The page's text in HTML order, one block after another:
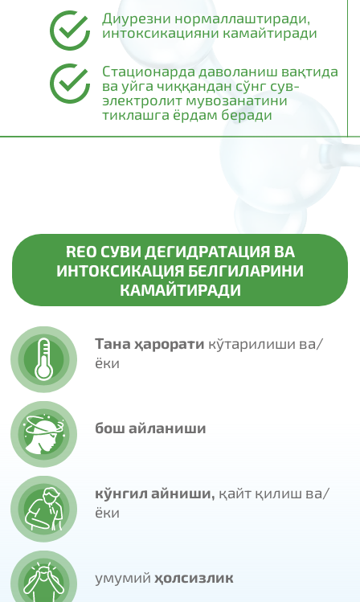
Диурезни нормаллаштиради,
интоксикацияни камайтиради
Стационарда даволаниш вақтида
ва уйга чиққандан сўнг сув-
электролит мувозанатини
тиклашга ёрдам беради
REO СУВИ ДЕГИДРАТАЦИЯ ВА
ИНТОКСИКАЦИЯ БЕЛГИЛАРИНИ
КАМАЙТИРАДИ
Тана ҳарорати кўтарилиши ва/
ёки
бош айланиши
кўнгил айниши, қайт қилиш ва/
ёки
умумий ҳолсизлик